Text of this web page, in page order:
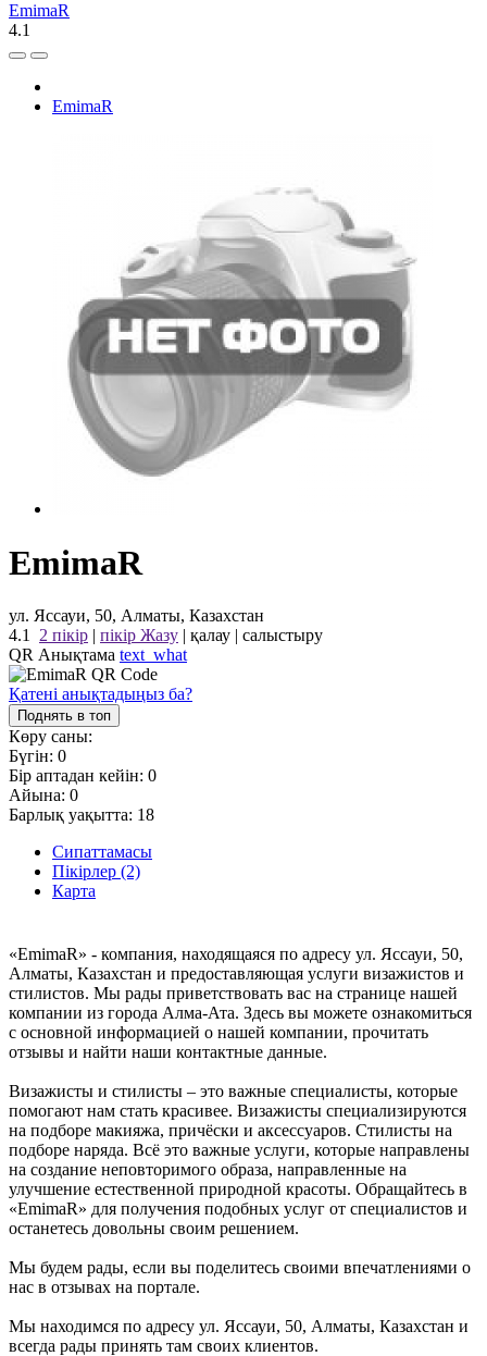
EmimaR
4.1
EmimaR
EmimaR
ул. Яссауи, 50, Алматы, Казахстан
4.1
2 пікір | пікір Жазу | қалау | салыстыру
QR Анықтама text_what
Қатені анықтадыңыз ба?
Поднять в топ
Көру саны:
Бүгін: 0
Бір аптадан кейін: 0
Айына: 0
Барлық уақытта: 18
Сипаттамасы
Пікірлер (2)
Карта
«EmimaR» - компания, находящаяся по адресу ул. Яссауи, 50,
Алматы, Казахстан и предоставляющая услуги визажистов и
стилистов. Мы рады приветствовать вас на странице нашей
компании из города Алма-Ата. Здесь вы можете ознакомиться
с основной информацией о нашей компании, прочитать
отзывы и найти наши контактные данные.
Визажисты и стилисты – это важные специалисты, которые
помогают нам стать красивее. Визажисты специализируются
на подборе макияжа, причёски и аксессуаров. Стилисты на
подборе наряда. Всё это важные услуги, которые направлены
на создание неповторимого образа, направленные на
улучшение естественной природной красоты. Обращайтесь в
«EmimaR» для получения подобных услуг от специалистов и
останетесь довольны своим решением.
Мы будем рады, если вы поделитесь своими впечатлениями о
нас в отзывах на портале.
Мы находимся по адресу ул. Яссауи, 50, Алматы, Казахстан и
всегда рады принять там своих клиентов.